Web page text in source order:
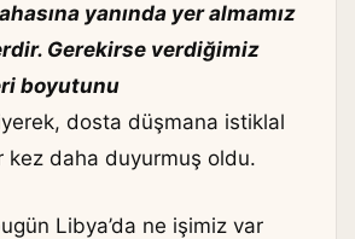
yanında yer almamız
Gerekirse verdiğimiz
boyutunu
dosta düşmana istiklal
kez daha duyurmuş oldu.
Libya’da ne işimiz var